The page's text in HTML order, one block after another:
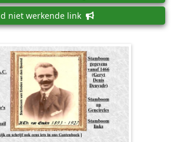
niet werkende link